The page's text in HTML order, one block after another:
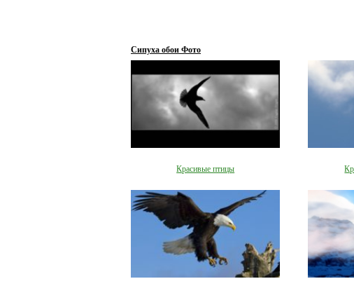
Сипуха обои Фото
Красивые птицы